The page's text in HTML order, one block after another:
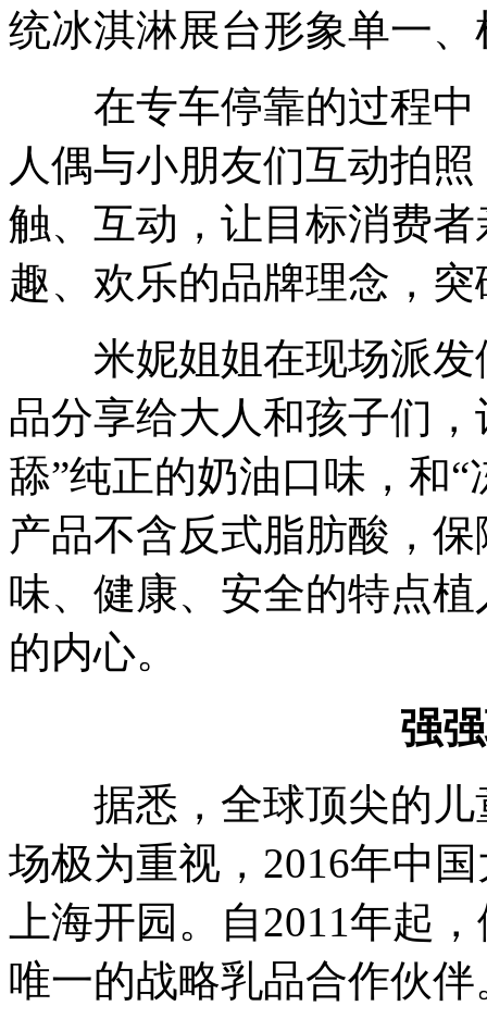
统冰淇淋展台形象单一
在专车停靠的过程中
人偶与小朋友们互动拍
触、互动，让目标消费
趣、欢乐的品牌理念，
米妮姐姐在现场派发
品分享给大人和孩子们
舔”纯正的奶油口味，和
产品不含反式脂肪酸 ，
味、健康、安全的特点
的内心。
强
据悉，全球顶尖的儿
场极为重视，2016年中
上海开园。自2011年起
唯一的战略乳品合作伙伴